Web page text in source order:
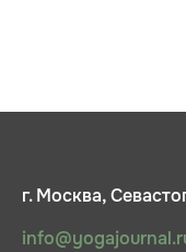
г. Москва,